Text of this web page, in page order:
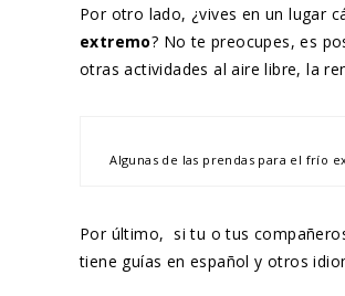
Por otro lado, ¿vives en un lugar
extremo? No te preocupes, es
otras actividades al aire libre, la
Algunas de las prendas para el frío
Por último, si tu o tus
tiene guías en español y otros